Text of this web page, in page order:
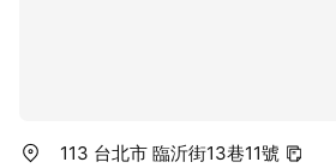
113 台北市 臨沂街13巷11號